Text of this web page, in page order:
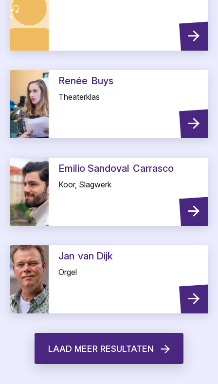
Renée Buys
Theaterklas
Emilio Sandoval Carrasco
Koor, Slagwerk
Jan van Dijk
Orgel
LAAD MEER RESULTATEN